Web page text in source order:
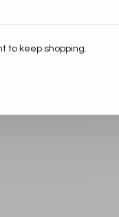
to keep shopping.